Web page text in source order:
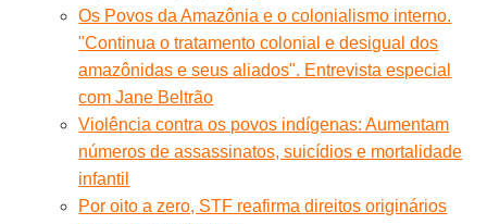
Os Povos da Amazônia e o colonialismo interno.
"Continua o tratamento colonial e desigual dos
amazônidas e seus aliados". Entrevista especial
com Jane Beltrão
Violência contra os povos indígenas: Aumentam
números de assassinatos, suicídios e mortalidade
infantil
Por oito a zero, STF reafirma direitos originários